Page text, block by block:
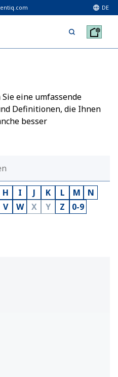
DE
eine umfassende
Definitionen, die Ihnen
besser
H I J K L M
N
V W X Y Z 0-9